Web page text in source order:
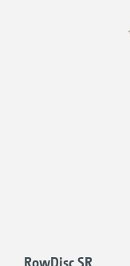
различные
для
За счет
засыпки на
междурядной
скорость
по сравнению
RowDisc SR